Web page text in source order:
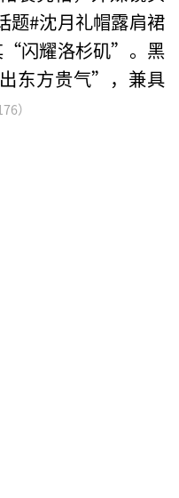
题#沈月礼帽露肩裙
“闪耀洛杉矶”。黑
东方贵气”，兼具
）